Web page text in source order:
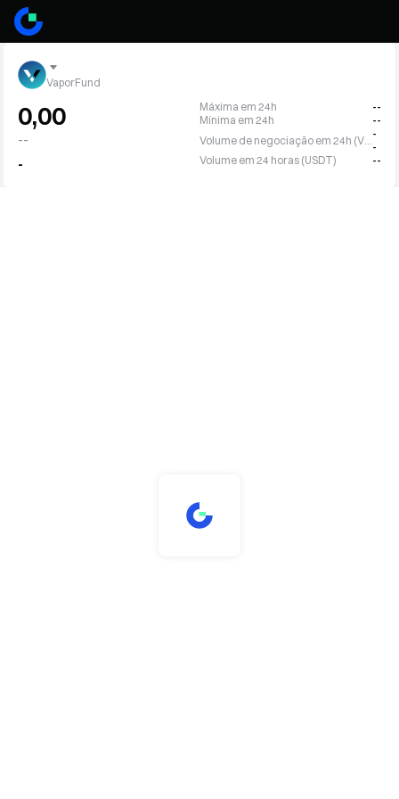
VaporFund
0,00
--
-
Máxima em 24h
--
Mínima em 24h
--
-
-
Volume em 24 horas (USDT)
--